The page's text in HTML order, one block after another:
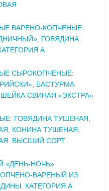
ВАРЕНО-КОПЧЕНЫЕ:
ГОВЯДИНА
А
СЫРОКОПЧЕНЫЕ:
БАСТУРМА
СВИНАЯ «ЭКСТРА»
ГОВЯДИНА ТУШЕНАЯ,
КОНИНА ТУШЕНАЯ,
ВЫСШИЙ СОРТ
«ДЕНЬ-НОЧЬ»
ВАРЕНЫЙ ИЗ
КАТЕГОРИЯ А